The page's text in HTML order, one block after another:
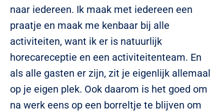
naar iedereen. Ik maak met iedereen een
praatje en maak me kenbaar bij alle
activiteiten, want ik er is natuurlijk
horecareceptie en een activiteitenteam. En
als alle gasten er zijn, zit je eigenlijk allemaal
op je eigen plek. Ook daarom is het goed om
na werk eens op een borreltje te blijven om